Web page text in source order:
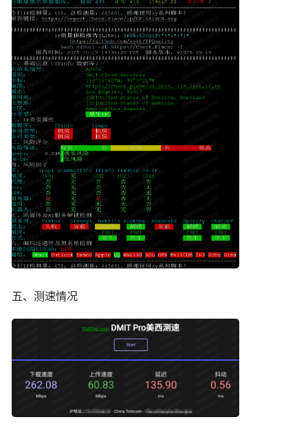
五、测速情况